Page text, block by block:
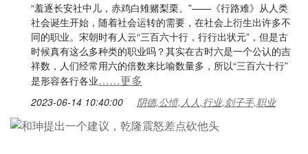
“羞逐长安社中儿，赤鸡白雉赌梨栗。”——《行路难》从人类
社会诞生开始，随着社会运转的需要，在社会上衍生出许多不
同的职业。宋朝时有人云“三百六十行，行行出状元”，但是古
时候真有这么多种类的职业吗？其实在古时六是一个公认的吉
祥数，人们经常用六的倍数来比喻数量多，所以“三百六十行”
是形容各行各业……更多
2023-06-14 10:40:00 阴德,公愤,人人,行业,刽子手,职业